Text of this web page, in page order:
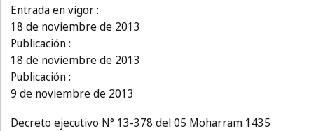
Entrada en vigor :
18 de noviembre de 2013
Publicación :
18 de noviembre de 2013
Publicación :
9 de noviembre de 2013
Decreto ejecutivo N° 13-378 del 05 Moharram 1435